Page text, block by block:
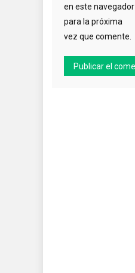
en este navegador
para la próxima
vez que comente.